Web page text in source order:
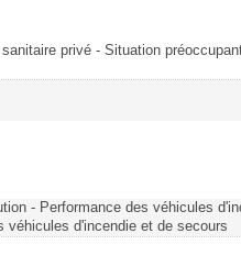
privé - Situation
- Performance des véhicules
véhicules d'incendie et de secours